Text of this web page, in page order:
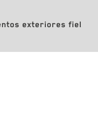
exteriores fiel